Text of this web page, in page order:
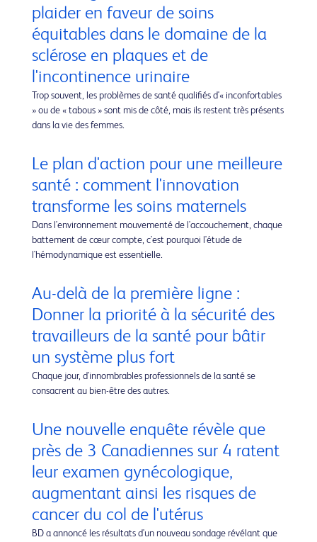
plaider en faveur de soins
équitables dans le domaine de la
sclérose en plaques et de
l'incontinence urinaire
Trop souvent, les problèmes de santé qualifiés d'« inconfortables
» ou de « tabous » sont mis de côté, mais ils restent très présents
dans la vie des femmes.
Le plan d'action pour une meilleure
santé : comment l'innovation
transforme les soins maternels
Dans l'environnement mouvementé de l'accouchement, chaque
battement de cœur compte, c'est pourquoi l'étude de
l'hémodynamique est essentielle.
Au-delà de la première ligne :
Donner la priorité à la sécurité des
travailleurs de la santé pour bâtir
un système plus fort
Chaque jour, d'innombrables professionnels de la santé se
consacrent au bien-être des autres.
Une nouvelle enquête révèle que
près de 3 Canadiennes sur 4 ratent
leur examen gynécologique,
augmentant ainsi les risques de
cancer du col de l'utérus
BD a annoncé les résultats d'un nouveau sondage révélant que